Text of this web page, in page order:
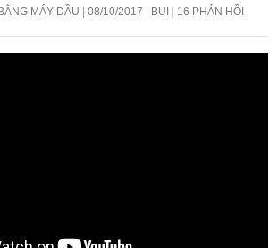
MÁY DẦU 08/10/2017 BUI 16 PHẢN HỒI